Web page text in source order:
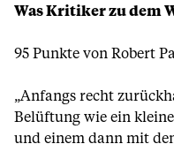
Was Kritiker zu dem
95 Punkte von Robert
„Anfangs recht
Belüftung wie ein
und einem dann mit